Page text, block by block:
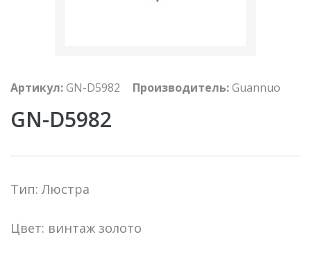
Артикул:GN-D5982 Производитель:Guannuo
GN-D5982
Тип: Люстра
Цвет: винтаж золото